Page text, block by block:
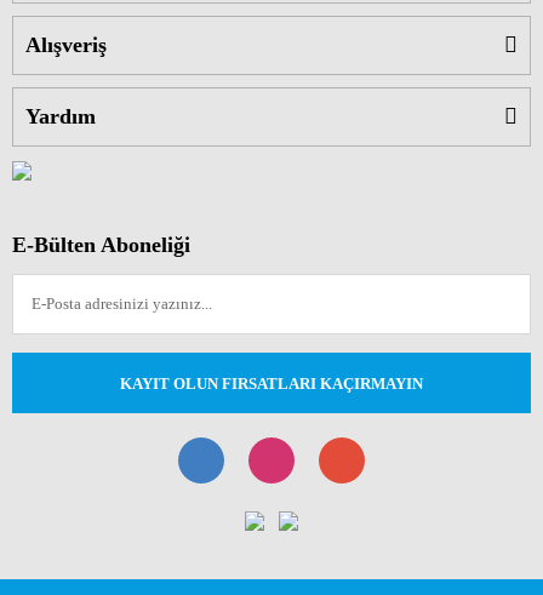
Alışveriş
Yardım
E-Bülten Aboneliği
KAYIT OLUN FIRSATLARI KAÇIRMAYIN